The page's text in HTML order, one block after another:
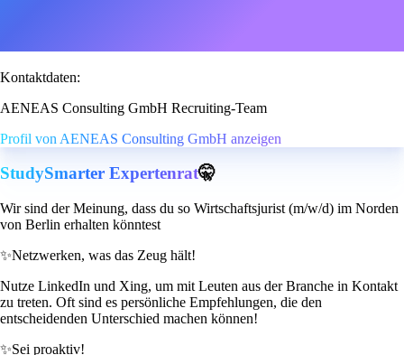
Kontaktdaten:
AENEAS Consulting GmbH Recruiting-Team
Profil von AENEAS Consulting GmbH anzeigen
StudySmarter Expertenrat🤫
Wir sind der Meinung, dass du so Wirtschaftsjurist (m/w/d) im Norden
von Berlin erhalten könntest
✨Netzwerken, was das Zeug hält!
Nutze LinkedIn und Xing, um mit Leuten aus der Branche in Kontakt
zu treten. Oft sind es persönliche Empfehlungen, die den
entscheidenden Unterschied machen können!
✨Sei proaktiv!